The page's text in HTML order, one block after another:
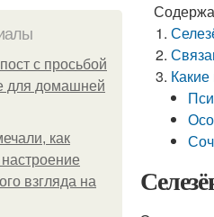
с просьбой
для домашней
как
взгляда на